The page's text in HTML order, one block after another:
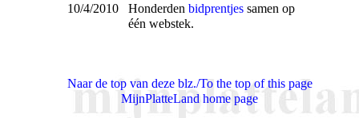
10/4/2010 Honderden bidprentjessamen op
één webstek.
Naar de top van deze blz./To the top of this page
MijnPlatteLand home page